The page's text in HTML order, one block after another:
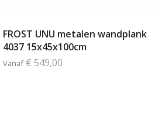
FROST UNU metalen wandplank
4037 15x45x100cm
Vanaf € 549,00